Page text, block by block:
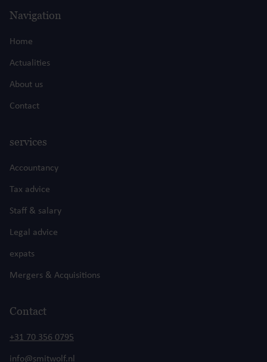
Navigation
Home
Actualities
About us
Contact
services
Accountancy
Tax advice
Staff & salary
Legal advice
expats
Mergers & Acquisitions
Contact
+31 70 356 0795
info@smitwolf.nl